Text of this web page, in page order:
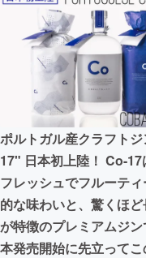
テクノロジ
映像・映画
ビジネス・
まちづくり
CAMPFIRE for
CAMPFIREふる
ポルトガル産クラフト
17" 日本初上陸！ Co-17
フレッシュでフルーテ
的な味わいと、驚くほ
が特徴のプレミアムジン
本発売開始に先立ってこ